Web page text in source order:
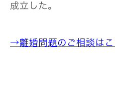
成立した。
→離婚問題のご相談はこ